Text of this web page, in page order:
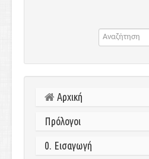
Αρχική
Πρόλογοι
0. Εισαγωγή